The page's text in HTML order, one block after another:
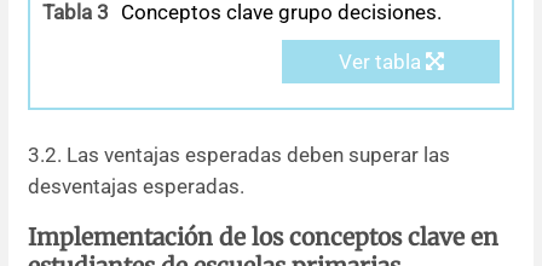
Tabla 3 Conceptos clave grupo decisiones.
Ver tabla
3.2. Las ventajas esperadas deben superar las
desventajas esperadas.
Implementación de los conceptos clave en